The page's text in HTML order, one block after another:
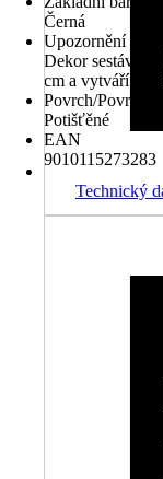
Černá
Upozornění
Dekor sestává
cm a vytváří
Povrch/
Potišťěné
EAN
9010115273283
Technický